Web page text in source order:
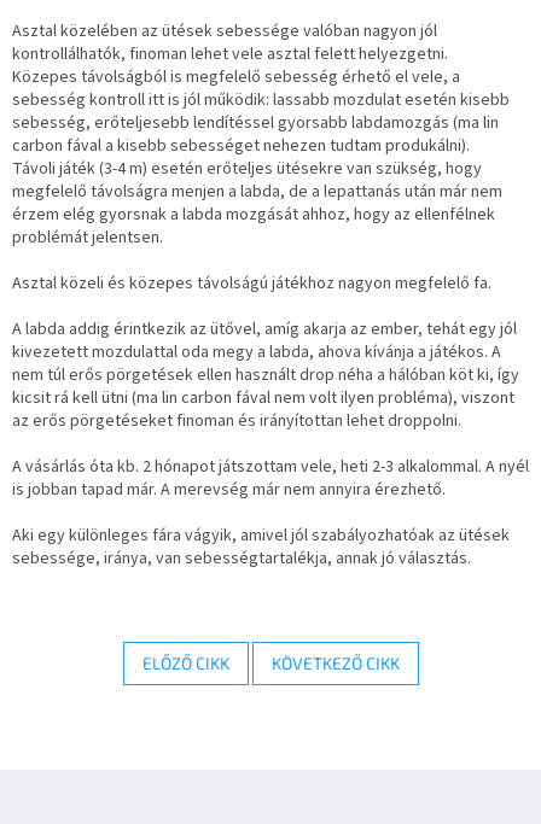
Asztal közelében az ütések sebessége valóban nagyon jól
kontrollálhatók, finoman lehet vele asztal felett helyezgetni.
Közepes távolságból is megfelelő sebesség érhető el vele, a
sebesség kontroll itt is jól működik: lassabb mozdulat esetén kisebb
sebesség, erőteljesebb lendítéssel gyorsabb labdamozgás (ma lin
carbon fával a kisebb sebességet nehezen tudtam produkálni).
Távoli játék (3-4 m) esetén erőteljes ütésekre van szükség, hogy
megfelelő távolságra menjen a labda, de a lepattanás után már nem
érzem elég gyorsnak a labda mozgását ahhoz, hogy az ellenfélnek
problémát jelentsen.
Asztal közeli és közepes távolságú játékhoz nagyon megfelelő fa.
A labda addig érintkezik az ütővel, amíg akarja az ember, tehát egy jól
kivezetett mozdulattal oda megy a labda, ahova kívánja a játékos. A
nem túl erős pörgetések ellen használt drop néha a hálóban köt ki, így
kicsit rá kell ütni (ma lin carbon fával nem volt ilyen probléma), viszont
az erős pörgetéseket finoman és irányítottan lehet droppolni.
A vásárlás óta kb. 2 hónapot játszottam vele, heti 2-3 alkalommal. A nyél
is jobban tapad már. A merevség már nem annyira érezhető.
Aki egy különleges fára vágyik, amivel jól szabályozhatóak az ütések
sebessége, iránya, van sebességtartalékja, annak jó választás.
ELŐZŐ CIKK KÖVETKEZŐ CIKK